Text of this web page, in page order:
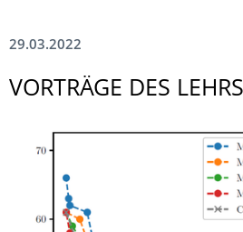
29.03.2022
VORTRÄGE DES